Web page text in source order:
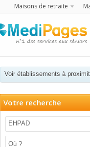
Maisons de retraite
Voir établissements à
Votre recherche
EHPAD